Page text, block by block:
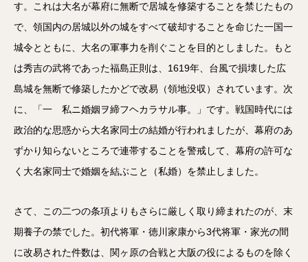
す。これは大名が幕府に無断で居城を修築することを禁じたもの
で、領国内の居城以外の城をすべて破却することを命じた一国一
城令とともに、大名の軍事力を削ぐことを目的としました。もと
は秀吉の武将であった福島正則は、1619年、台風で損壊した広
島城を無断で修築したかどで改易（領地没収）されています。次
に、「一 私ニ婚姻ヲ締フヘカラサル事。」です。戦国時代には
政治的な思惑から大名家同士の結婚が行われましたが、幕府のあ
ずかり知らないところで連帯することを警戒して、幕府の許可な
く大名家同士で婚姻を結ぶこと（私婚）を禁止しました。
さて、この二つの条項よりもさらに厳しく取り締まれたのが、末
期養子の禁でした。初代将軍・徳川家康から3代将軍・家光の間
に改易された件数は、関ヶ原の合戦と大阪の役によるものを除く